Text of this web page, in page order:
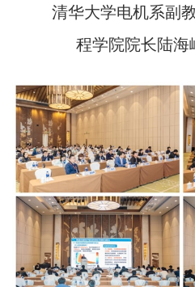
清华大学电机系副教
程学院院长陆海